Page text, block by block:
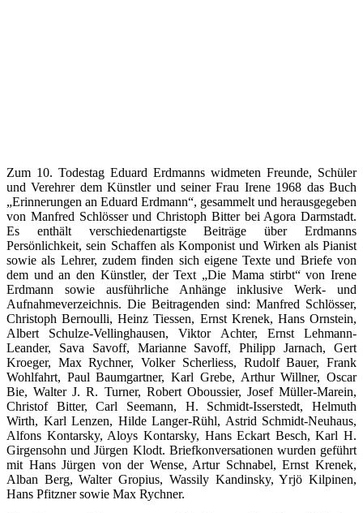
Zum 10. Todestag Eduard Erdmanns widmeten Freunde, Schüler
und Verehrer dem Künstler und seiner Frau Irene 1968 das Buch
„Erinnerungen an Eduard Erdmann“, gesammelt und herausgegeben
von Manfred Schlösser und Christoph Bitter bei Agora Darmstadt.
Es enthält verschiedenartigste Beiträge über Erdmanns
Persönlichkeit, sein Schaffen als Komponist und Wirken als Pianist
sowie als Lehrer, zudem finden sich eigene Texte und Briefe von
dem und an den Künstler, der Text „Die Mama stirbt“ von Irene
Erdmann sowie ausführliche Anhänge inklusive Werk- und
Aufnahmeverzeichnis. Die Beitragenden sind: Manfred Schlösser,
Christoph Bernoulli, Heinz Tiessen, Ernst Krenek, Hans Ornstein,
Albert Schulze-Vellinghausen, Viktor Achter, Ernst Lehmann-
Leander, Sava Savoff, Marianne Savoff, Philipp Jarnach, Gert
Kroeger, Max Rychner, Volker Scherliess, Rudolf Bauer, Frank
Wohlfahrt, Paul Baumgartner, Karl Grebe, Arthur Willner, Oscar
Bie, Walter J. R. Turner, Robert Oboussier, Josef Müller-Marein,
Christof Bitter, Carl Seemann, H. Schmidt-Isserstedt, Helmuth
Wirth, Karl Lenzen, Hilde Langer-Rühl, Astrid Schmidt-Neuhaus,
Alfons Kontarsky, Aloys Kontarsky, Hans Eckart Besch, Karl H.
Girgensohn und Jürgen Klodt. Briefkonversationen wurden geführt
mit Hans Jürgen von der Wense, Artur Schnabel, Ernst Krenek,
Alban Berg, Walter Gropius, Wassily Kandinsky, Yrjö Kilpinen,
Hans Pfitzner sowie Max Rychner.